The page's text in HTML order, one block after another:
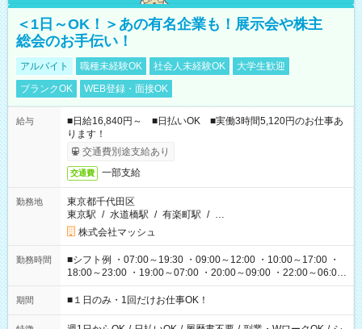
＜1日～OK！＞あの有名企業も！展示会や株主
総会のお手伝い！
アルバイト 職種未経験OK 社会人未経験OK
大学生歓迎
ブランクOK
WEB登録・面接OK
給与
■日給16,840円～ ■日払いOK ■実働3時間5,120円のお仕事あ
ります！
交通費別途支給あり
交通費 一部支給
勤務地
東京都千代田区
東京駅 / 水道橋駅 / 有楽町駅 / …
株式会社マッシュ
勤務時間
■シフト例 ・07:00～19:30 ・09:00～12:00 ・10:00～17:00 ・
18:00～23:00 ・19:00～07:00 ・20:00～09:00 ・22:00～06:00
etc ★最短で3時間で5,120円のお仕事から 15時間で2万円近く稼
げるお仕事も！ ご希望のお時間に合わせてご紹介！ ※シフトは
ください！
期間 ■１日のみ・1回だけお仕事OK！